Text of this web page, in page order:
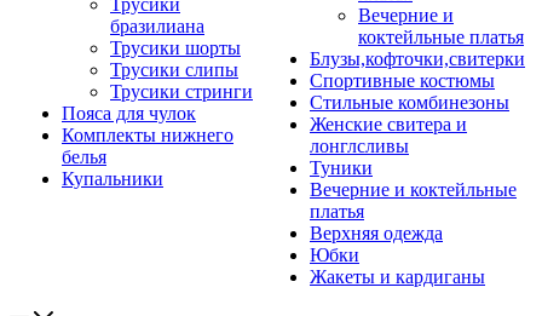
Трусики
бразилиана
Трусики шорты
Трусики слипы
Трусики стринги
Пояса для чулок
Комплекты нижнего
белья
Купальники
Вечерние и
коктейльные платья
Блузы,кофточки,свитерки
Спортивные костюмы
Стильные комбинезоны
Женские свитера и
лонглсливы
Туники
Вечерние и коктейльные
платья
Верхняя одежда
Юбки
Жакеты и кардиганы